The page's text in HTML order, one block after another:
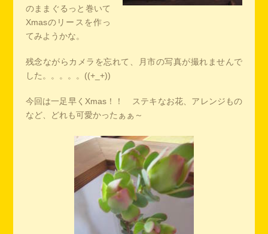
のままぐるっと巻いて
Xmasのリースを作っ
てみようかな。
残念ながらカメラを忘れて、月市の写真が撮れませんで
した。。。。。((+_+))
今回は一足早くXmas！！ ステキなお花、アレンジもの
など、どれも可愛かったぁぁ～